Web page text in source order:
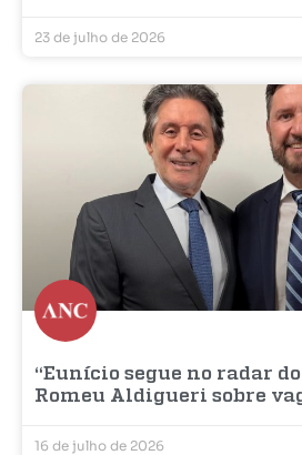
23 de julho de 2026
“Eunício segue no radar
Romeu Aldigueri sobre
16 de julho de 2026